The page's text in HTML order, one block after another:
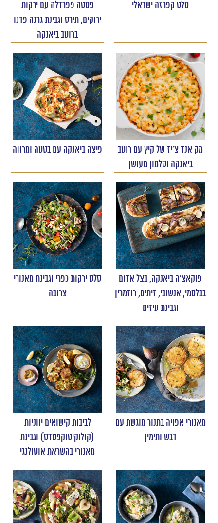
סלט קפרזה ישראלי
פסטה פפרדלה עם ירקות
ירוקים, תירס וגבינת גרנה פדנו
ברוטב ביאנקה
מק אנד צ'יז של קיץ עם רוטב
ביאנקה וסלמון מעושן
פיצה ביאנקה עם בטטה ומרווה
פוקאצ'ה ביאנקה, בצל אדום
בבלסמי, אנשובי, זיתים, רוזמרין
וגבינת עיזים
סלט ירקות כפרי וגבינת מאנורי
צרובה
מאנורי אפויה בתנור מוגשת עם
דבש ותימין
לביבות קישואים יווניות
(קולוקיטוקפטדס) וגבינת
מאנורי בהשראת אוטולנגי